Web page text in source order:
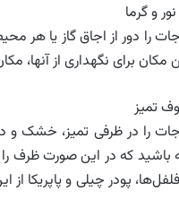
و گرما
را دور از اجاق گاز یا هر
مکان برای نگهداری از
تمیز
را در ظرفی تمیز، خشک و
باشید که در این صورت ظرف را
فلفل‌ها، پودر چیلی و پاپریکا